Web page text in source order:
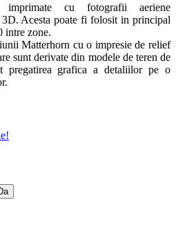
cu fotografii aeriene
Acesta poate fi folosit in principal
intre zone.
Matterhorn cu o impresie de relief
sunt derivate din modele de teren de
pregatirea grafica a detaliilor pe o